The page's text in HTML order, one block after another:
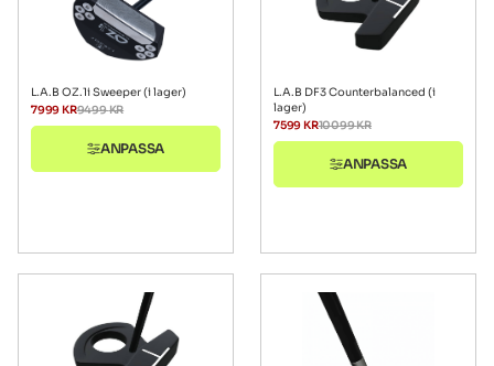
L.A.B OZ.1i Sweeper (i lager)
9499KR
7999KR
ANPASSA
L.A.B DF3 Counterbalanced (i
lager)
10099KR
7599KR
ANPASSA